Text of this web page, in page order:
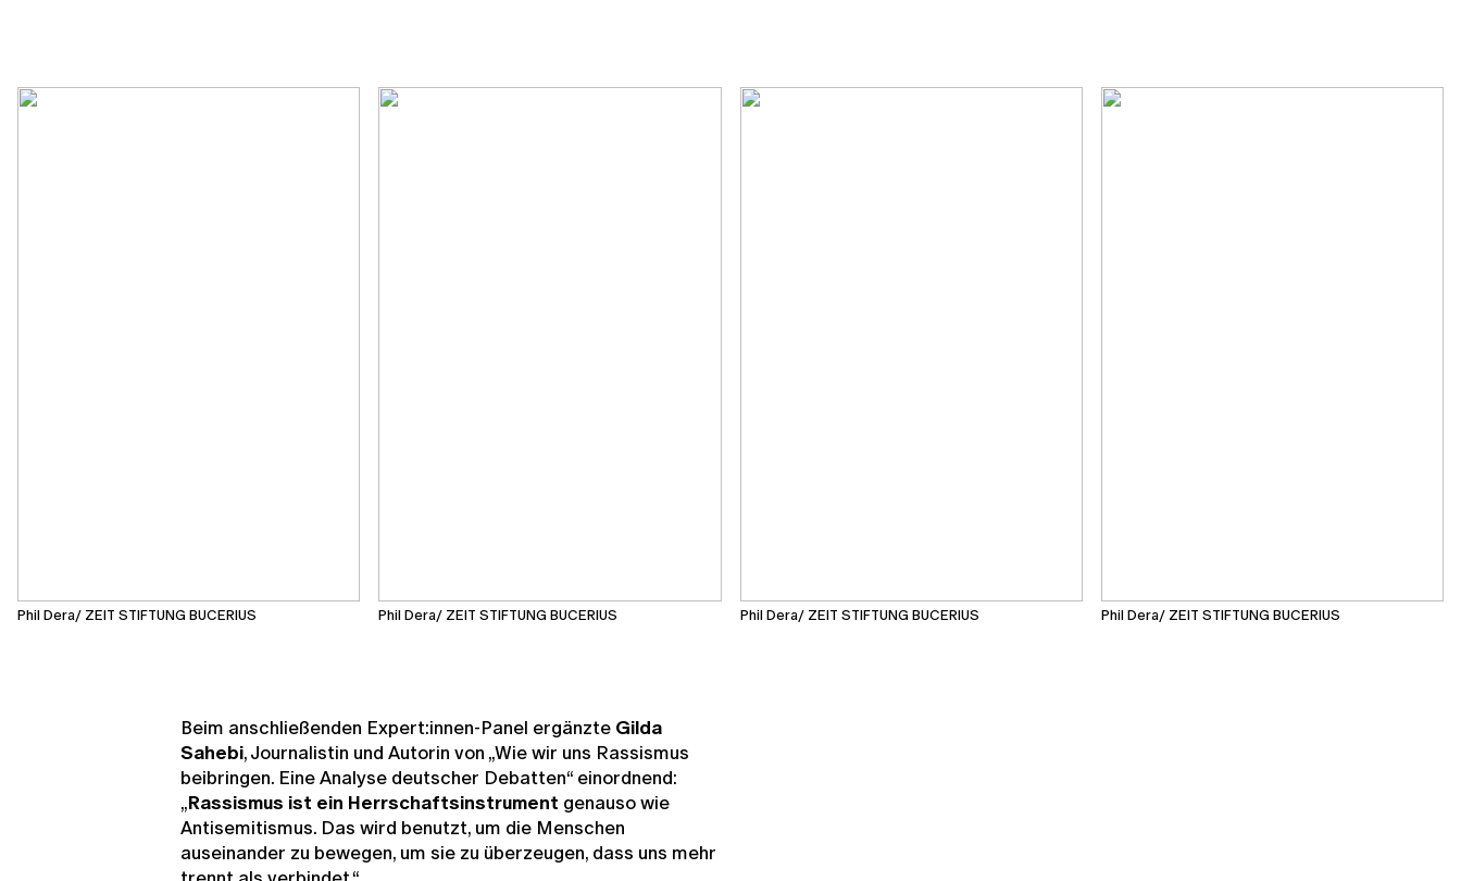
Phil Dera/ ZEIT STIFTUNG BUCERIUS Phil Dera/ ZEIT STIFTUNG BUCERIUS Phil Dera/ ZEIT STIFTUNG BUCERIUS Phil Dera/ ZEIT STIFTUNG BUCERIUS
Beim anschließenden Expert:innen-Panel ergänzte Gilda
Sahebi, Journalistin und Autorin von „Wie wir uns Rassismus
beibringen. Eine Analyse deutscher Debatten“ einordnend:
„Rassismus ist ein Herrschaftsinstrument genauso wie
Antisemitismus. Das wird benutzt, um die Menschen
auseinander zu bewegen, um sie zu überzeugen, dass uns mehr